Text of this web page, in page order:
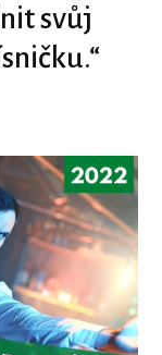
svůj